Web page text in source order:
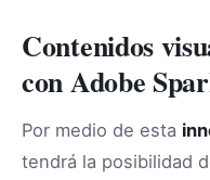
Contenidos
con Adobe
Por medio de esta
tendrá la posibilidad